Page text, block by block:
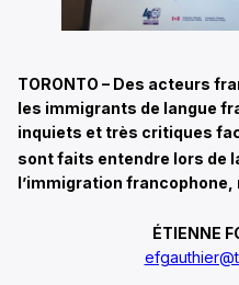
TORONTO – Des acteurs
les immigrants de langue
inquiets et très critiques
sont faits entendre lors de
l’immigration
ÉTIENNE